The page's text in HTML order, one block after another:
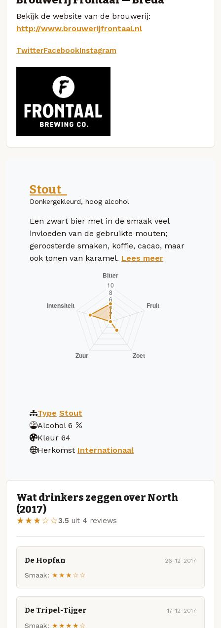
Bekijk de website van de brouwerij:
http://www.brouwerijfrontaal.nl
TwitterFacebookInstagram
Stout_
Donkergekleurd, hoog alcohol
Een zwart bier met in de smaak veel
invloeden van de gebruikte mouten;
geroosterde smaken, koffie, cacao, maar
ook tonen van karamel. Lees meer
Type Stout
Alcohol 6
Kleur 64
Herkomst Internationaal
Wat drinkers zeggen over North
(2017)
★★★☆☆3.5 uit 4 reviews
De Hopfan 26-12-2017
Smaak: ★★★☆☆
De Tripel-Tijger 17-12-2017
Smaak: ★★★★☆